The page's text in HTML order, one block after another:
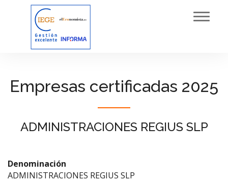
Empresas certificadas 2025
ADMINISTRACIONES REGIUS SLP
Denominación
ADMINISTRACIONES REGIUS SLP